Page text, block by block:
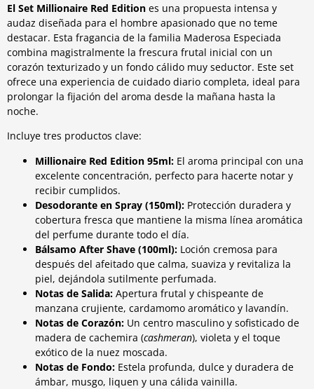
El Set Millionaire Red Edition es una propuesta intensa y
audaz diseñada para el hombre apasionado que no teme
destacar. Esta fragancia de la familia Maderosa Especiada
combina magistralmente la frescura frutal inicial con un
corazón texturizado y un fondo cálido muy seductor. Este set
ofrece una experiencia de cuidado diario completa, ideal para
prolongar la fijación del aroma desde la mañana hasta la
noche.
Incluye tres productos clave:
Millionaire Red Edition 95ml: El aroma principal con una
excelente concentración, perfecto para hacerte notar y
recibir cumplidos.
Desodorante en Spray (150ml): Protección duradera y
cobertura fresca que mantiene la misma línea aromática
del perfume durante todo el día.
Bálsamo After Shave (100ml): Loción cremosa para
después del afeitado que calma, suaviza y revitaliza la
piel, dejándola sutilmente perfumada.
Notas de Salida: Apertura frutal y chispeante de
manzana crujiente, cardamomo aromático y lavandín.
Notas de Corazón: Un centro masculino y sofisticado de
madera de cachemira (cashmeran), violeta y el toque
exótico de la nuez moscada.
Notas de Fondo: Estela profunda, dulce y duradera de
ámbar, musgo, liquen y una cálida vainilla.